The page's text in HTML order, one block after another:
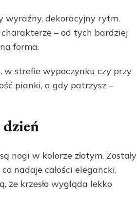
wyraźny, dekoracyjny rytm.
– od tych bardziej
forma.
w strefie wypoczynku czy przy
pianki, a gdy patrzysz –
nogi w kolorze złotym. Zostały
nadaje całości elegancki,
że krzesło wygląda lekko